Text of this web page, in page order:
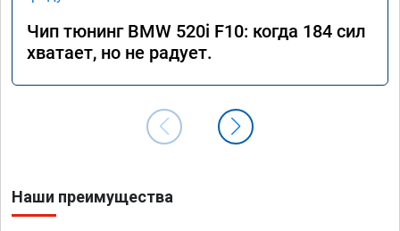
Чип тюнинг BMW 520i F10: когда 184 сил
хватает, но не радует.
Наши преимущества